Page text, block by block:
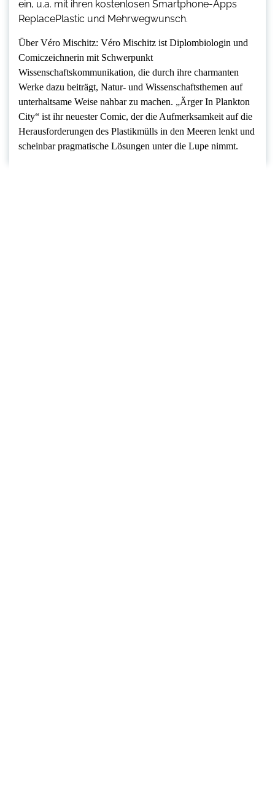
ein, u.a. mit ihren kostenlosen Smartphone-Apps
ReplacePlastic und Mehrwegwunsch.
Über Véro Mischitz: Véro Mischitz ist Diplombiologin und
Comiczeichnerin mit Schwerpunkt
Wissenschaftskommunikation, die durch ihre charmanten
Werke dazu beiträgt, Natur- und Wissenschaftsthemen auf
unterhaltsame Weise nahbar zu machen. „Ärger In Plankton
City“ ist ihr neuester Comic, der die Aufmerksamkeit auf die
Herausforderungen des Plastikmülls in den Meeren lenkt und
scheinbar pragmatische Lösungen unter die Lupe nimmt.